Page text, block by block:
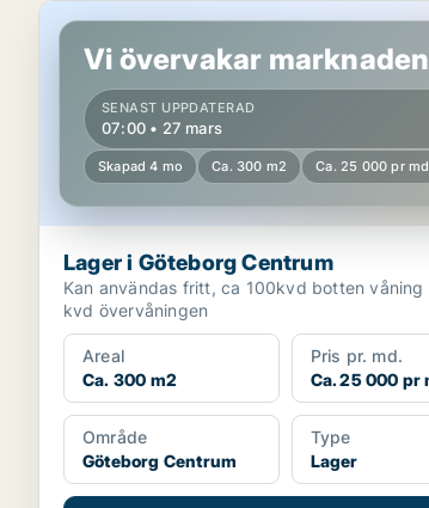
Lager i Göteborg Centrum
Vi övervakar
SENAST UPPDATERAD
07:00 • 27 mars
Skapad 4 mo Ca. 300 m2 Ca. 25 000 pr md
Lager i Göteborg Centrum
Kan användas fritt, ca 100kvd botten våning
kvd övervåningen
Areal
Ca. 300 m2
Pris pr. md.
Ca. 25 000 pr
Område
Göteborg Centrum
Type
Lager